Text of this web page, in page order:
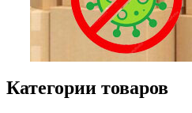
Категории товаров